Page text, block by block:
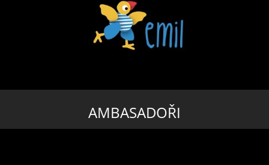
AMBASADOŘI